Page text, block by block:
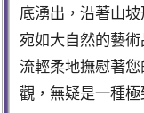
底湧出，沿著山
宛如大自然的藝
流輕柔地撫慰著
觀，無疑是一種